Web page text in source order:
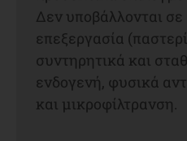
Δεν υποβάλλονται σε
επεξεργασία
συντηρητικά και
ενδογενή, φυσικά
και μικροφίλτρανση.